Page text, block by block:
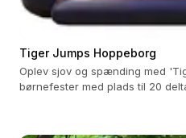
Tiger Jumps Hoppeborg
Oplev sjov og spænding med
børnefester med plads til 20